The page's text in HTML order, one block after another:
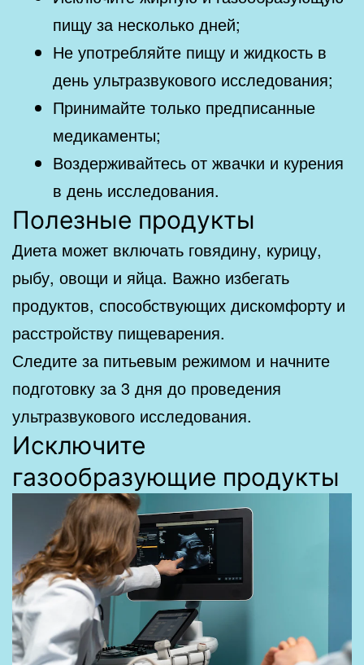
пищу за несколько дней;
Не употребляйте пищу и жидкость в
день ультразвукового исследования;
Принимайте только предписанные
медикаменты;
Воздерживайтесь от жвачки и курения
в день исследования.
Полезные продукты
Диета может включать говядину, курицу,
рыбу, овощи и яйца. Важно избегать
продуктов, способствующих дискомфорту и
расстройству пищеварения.
Следите за питьевым режимом и начните
подготовку за 3 дня до проведения
ультразвукового исследования.
Исключите
газообразующие продукты